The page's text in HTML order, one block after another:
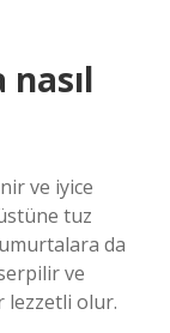
ve iyice
tuz
da
ve
lezzetli olur.